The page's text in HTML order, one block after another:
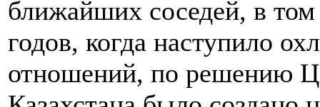
ближайших соседей, в
годов, когда наступило
отношений, по решению